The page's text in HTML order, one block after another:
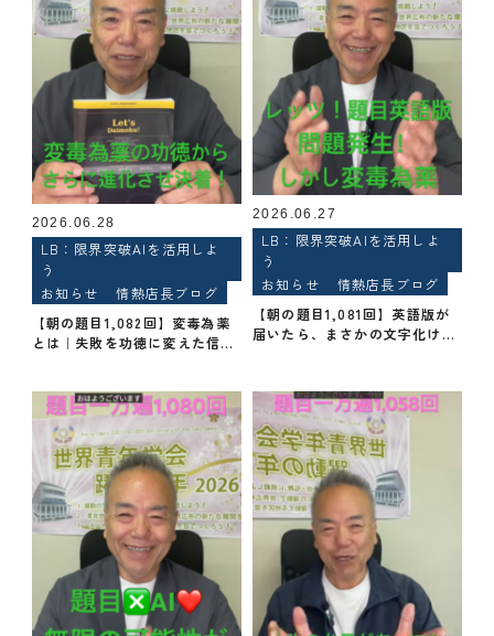
2026.06.28
LB：限界突破AIを活用しよ
う
お知らせ
情熱店長ブログ
【朝の題目1,082回】変毒為薬
とは｜失敗を功徳に変えた信心
桜梅桃李.com】
2026.06.27
LB：限界突破AIを活用しよ
う
お知らせ
情熱店長ブログ
【朝の題目1,081回】英語版が
届いたら、まさかの文字化け！